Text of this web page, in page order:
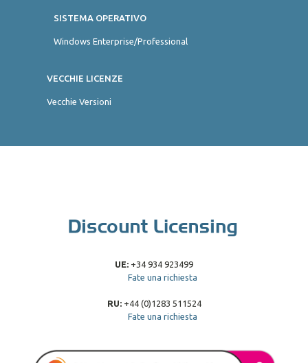
SISTEMA OPERATIVO
Windows Enterprise/Professional
VECCHIE LICENZE
Vecchie Versioni
UE: +34 934 923499
Fate una richiesta
RU:+44 (0)1283 511524
Fate una richiesta